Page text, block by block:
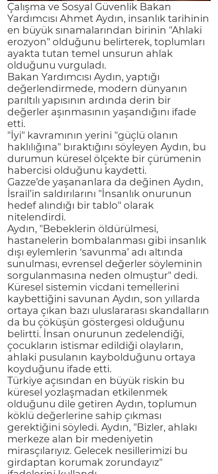
Çalışma ve Sosyal Güvenlik Bakan
Yardımcısı Ahmet Aydın, insanlık tarihinin
en büyük sınamalarından birinin "Ahlaki
erozyon" olduğunu belirterek, toplumları
ayakta tutan temel unsurun ahlak
olduğunu vurguladı.
Bakan Yardımcısı Aydın, yaptığı
değerlendirmede, modern dünyanın
parıltılı yapısının ardında derin bir
değerler aşınmasının yaşandığını ifade
etti.
"İyi" kavramının yerini "güçlü olanın
haklılığına" bıraktığını söyleyen Aydın, bu
durumun küresel ölçekte bir çürümenin
habercisi olduğunu kaydetti.
Gazze’de yaşananlara da değinen Aydın,
İsrail’in saldırılarını "İnsanlık onurunun
hedef alındığı bir tablo" olarak
nitelendirdi.
Aydın, "Bebeklerin öldürülmesi,
hastanelerin bombalanması gibi insanlık
dışı eylemlerin ‘savunma’ adı altında
sunulması, evrensel değerler söyleminin
sorgulanmasına neden olmuştur" dedi.
Küresel sistemin vicdani temellerini
kaybettiğini savunan Aydın, son yıllarda
ortaya çıkan bazı uluslararası skandalların
da bu çöküşün göstergesi olduğunu
belirtti. İnsan onurunun zedelendiği,
çocukların istismar edildiği olayların,
ahlaki pusulanın kaybolduğunu ortaya
koyduğunu ifade etti.
Türkiye açısından en büyük riskin bu
küresel yozlaşmadan etkilenmek
olduğunu dile getiren Aydın, toplumun
köklü değerlerine sahip çıkması
gerektiğini söyledi. Aydın, "Bizler, ahlakı
merkeze alan bir medeniyetin
mirasçılarıyız. Gelecek nesillerimizi bu
girdaptan korumak zorundayız"